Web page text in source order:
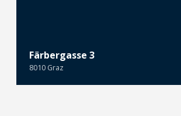
Färbergasse 3
8010 Graz